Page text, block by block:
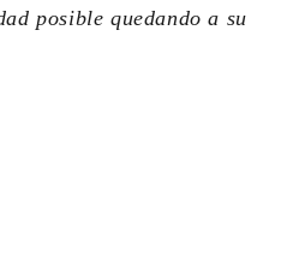
posible quedando a su